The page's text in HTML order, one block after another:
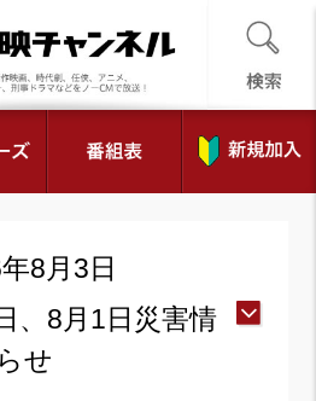
8月3日
、8月1日災害情
せ